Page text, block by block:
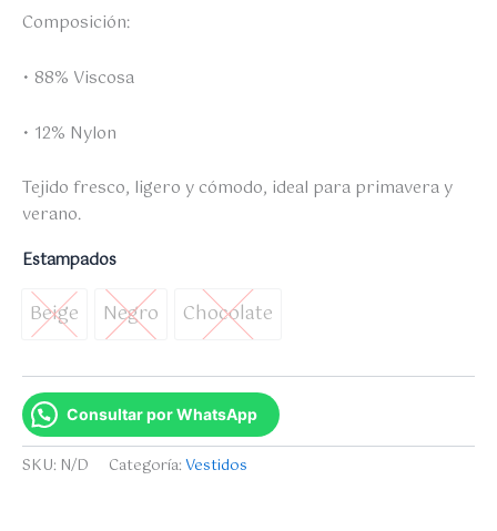
Composición:
• 88% Viscosa
• 12% Nylon
Tejido fresco, ligero y cómodo, ideal para primavera y
verano.
Estampados
Beige
Beige Negro
Negro Chocolate
Chocolate
Consultar por WhatsApp
SKU: N/D Categoría:Vestidos